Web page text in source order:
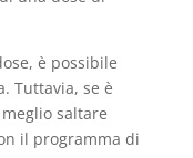
è possibile
Tuttavia, se è
saltare
il programma di